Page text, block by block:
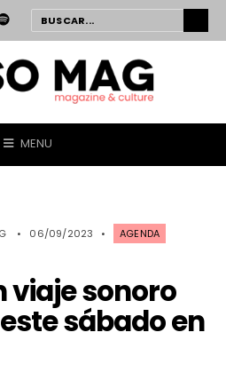
MENU
• 06/09/2023 •
AGENDA
viaje sonoro
sábado en